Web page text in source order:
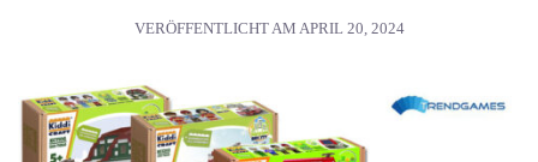
VERÖFFENTLICHT AM APRIL 20, 2024